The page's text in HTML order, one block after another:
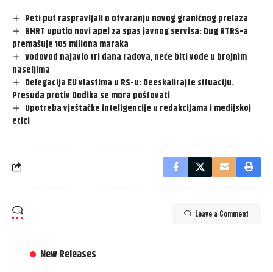
Peti put raspravljali o otvaranju novog graničnog prelaza
BHRT uputio novi apel za spas javnog servisa: Dug RTRS-a
premašuje 105 miliona maraka
Vodovod najavio tri dana radova, neće biti vode u brojnim
naseljima
Delegacija EU vlastima u RS-u: Deeskalirajte situaciju.
Presuda protiv Dodika se mora poštovati
Upotreba vještačke inteligencije u redakcijama i medijskoj
etici
Leave a Comment
New Releases